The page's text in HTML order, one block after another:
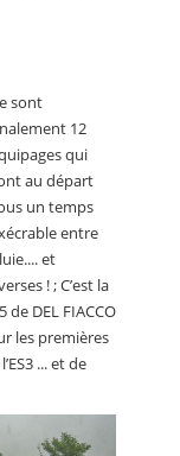
sont
12
qui
au départ
un temps
entre
et
! ; C’est la
de DEL FIACCO
les premières
... et de